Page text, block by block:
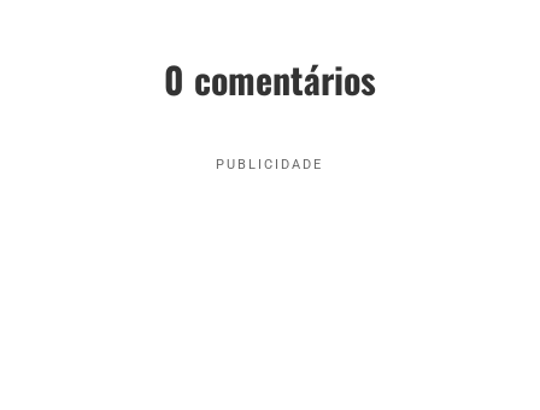
0 comentários
PUBLICIDADE